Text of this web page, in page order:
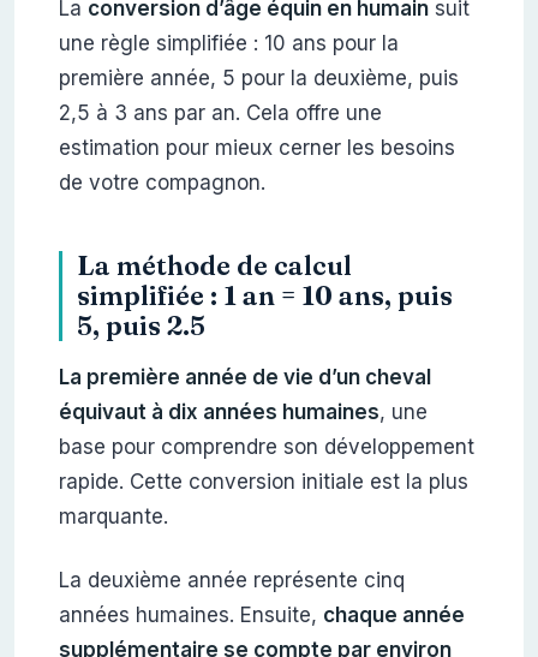
La conversion d’âge équin en humainsuit
une règle simplifiée : 10 ans pour la
première année, 5 pour la deuxième, puis
2,5 à 3 ans par an. Cela offre une
estimation pour mieux cerner les besoins
de votre compagnon.
La méthode de calcul
simplifiée : 1 an = 10 ans, puis
5, puis 2.5
La première année de vie d’un cheval
équivaut à dix années humaines, une
base pour comprendre son développement
rapide. Cette conversion initiale est la plus
marquante.
La deuxième année représente cinq
années humaines. Ensuite, chaque année
supplémentaire se compte par environ